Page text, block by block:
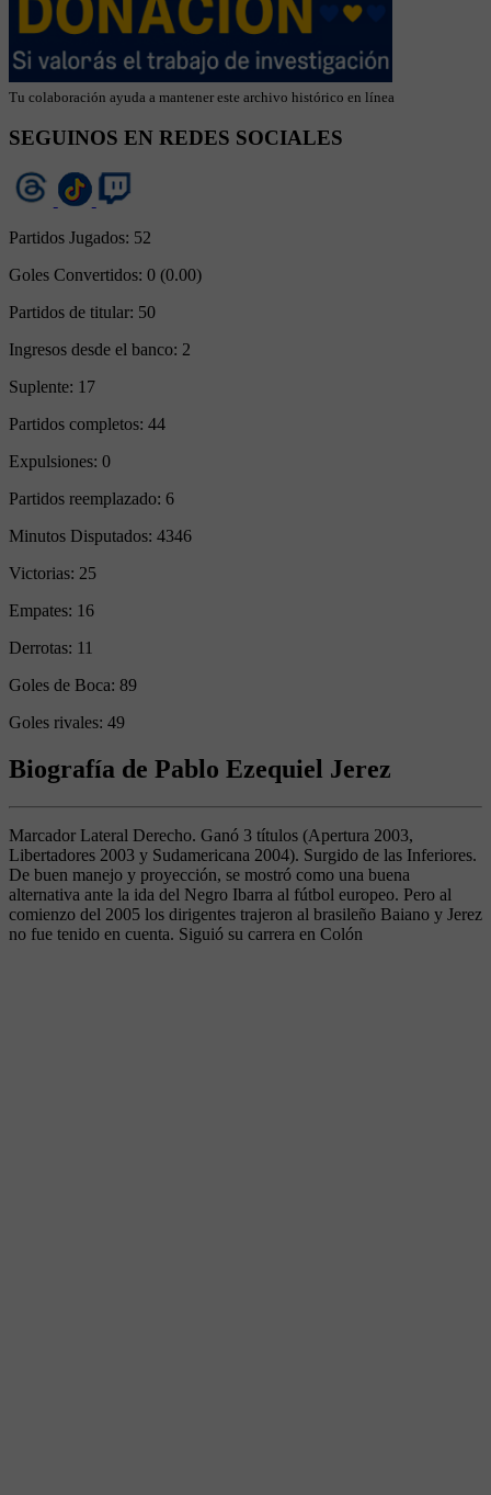
Tu colaboración ayuda a mantener este archivo histórico en línea
SEGUINOS EN REDES SOCIALES
Partidos Jugados: 52
Goles Convertidos: 0 (0.00)
Partidos de titular: 50
Ingresos desde el banco: 2
Suplente: 17
Partidos completos: 44
Expulsiones: 0
Partidos reemplazado: 6
Minutos Disputados: 4346
Victorias: 25
Empates: 16
Derrotas: 11
Goles de Boca: 89
Goles rivales: 49
Biografía de Pablo Ezequiel Jerez
Marcador Lateral Derecho. Ganó 3 títulos (Apertura 2003,
Libertadores 2003 y Sudamericana 2004). Surgido de las Inferiores.
De buen manejo y proyección, se mostró como una buena
alternativa ante la ida del Negro Ibarra al fútbol europeo. Pero al
comienzo del 2005 los dirigentes trajeron al brasileño Baiano y Jerez
no fue tenido en cuenta. Siguió su carrera en Colón